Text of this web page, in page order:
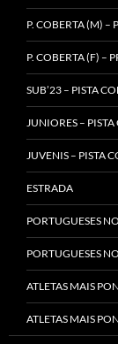
P. COBERTA (M) –
P. COBERTA (F) –
SUB’23 – PISTA
JUNIORES – PISTA
JUVENIS – PISTA
ESTRADA
PORTUGUESES
PORTUGUESES
ATLETAS MAIS
ATLETAS MAIS